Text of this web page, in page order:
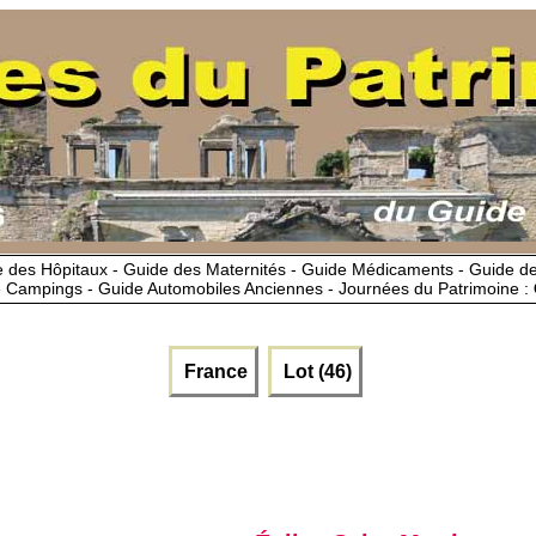
Hôpitaux - Guide des Maternités - Guide Médicaments - Guide
- Guide Automobiles Anciennes - Journées du Patrimoine :
France Lot (46)